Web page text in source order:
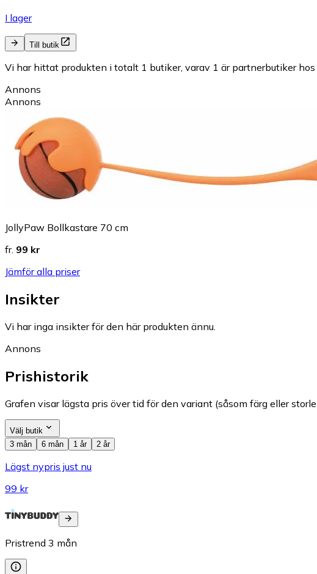
I lager
Till butik
Vi har hittat produkten i totalt 1 butiker, varav 1 är partnerbutiker
Annons
Annons
JollyPaw Bollkastare 70 cm
fr. 99 kr
Jämför alla priser
Insikter
Vi har inga insikter för den här produkten ännu.
Annons
Prishistorik
Grafen visar lägsta pris över tid för den variant (såsom färg eller
Välj butik
3 mån
6 mån 1 år 2 år
Lägst nypris just nu
99 kr
Pristrend 3 mån